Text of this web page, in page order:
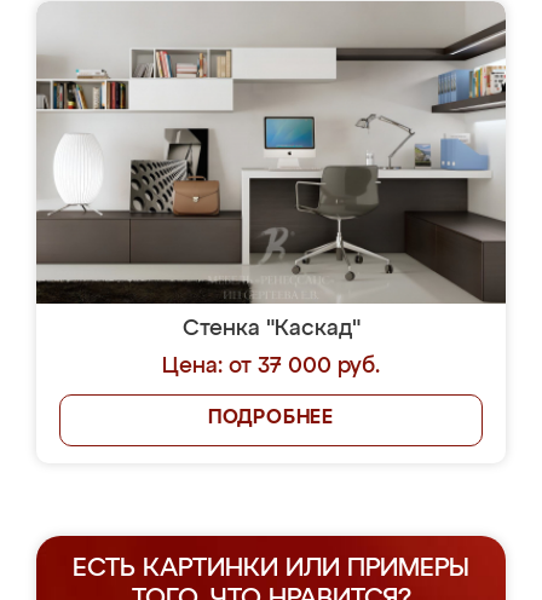
Стенка "Каскад"
Цена: от 37 000 руб.
ПОДРОБНЕЕ
ЕСТЬ КАРТИНКИ ИЛИ ПРИМЕРЫ